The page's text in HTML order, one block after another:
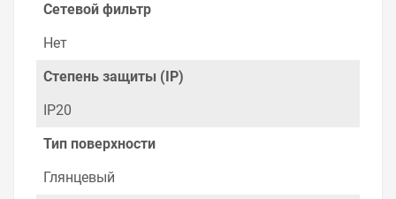
Сетевой фильтр
Нет
Степень защиты (IP)
IP20
Тип поверхности
Глянцевый